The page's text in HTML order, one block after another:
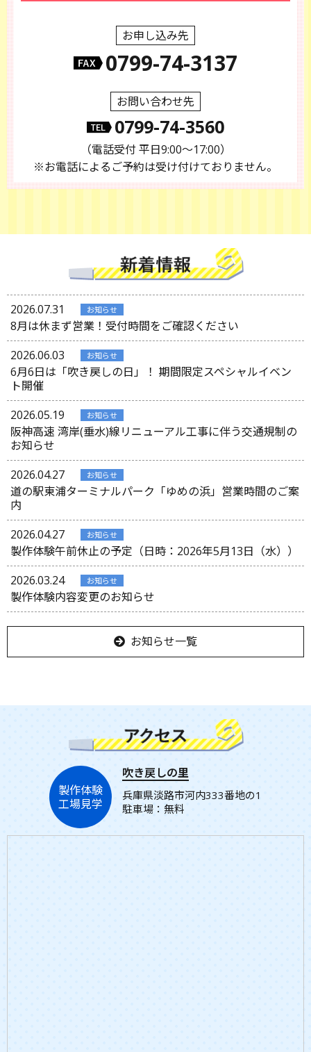
お申し込み先
0799-74-3137
お問い合わせ先
0799-74-3560
（電話受付 平日9:00～17:00）
※お電話によるご予約は受け付けておりません。
2026.07.31 お知らせ
8月は休まず営業！受付時間をご確認ください
2026.06.03
お知らせ
6月6日は「吹き戻しの日」！ 期間限定スペシャルイベン
ト開催
2026.05.19
お知らせ
阪神高速 湾岸(垂水)線リニューアル工事に伴う交通規制の
お知らせ
2026.04.27
お知らせ
道の駅東浦ターミナルパーク「ゆめの浜」営業時間のご案
内
2026.04.27
お知らせ
製作体験午前休止の予定（日時：2026年5月13日（水））
2026.03.24
お知らせ
製作体験内容変更のお知らせ
お知らせ一覧
製作体験
工場見学
吹き戻しの里
兵庫県淡路市河内333番地の1
駐車場：無料